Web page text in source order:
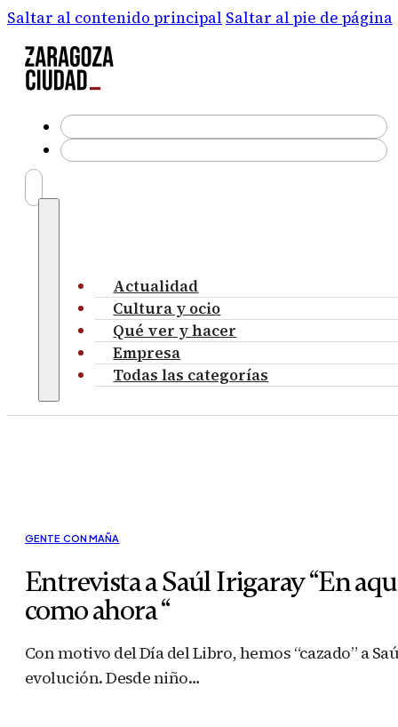
Saltar al contenido principal Saltar al pie de página
Actualidad
Cultura y ocio
Qué ver y hacer
Empresa
Todas las categorías
GENTE CON MAÑA
Entrevista a Saúl Irigaray “En
como ahora “
Con motivo del Día del Libro, hemos “cazado” a
evolución. Desde niño…